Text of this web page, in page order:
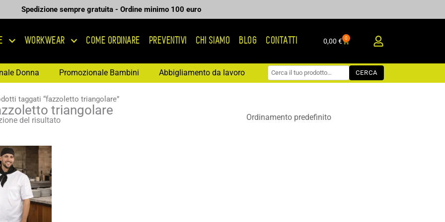
Spedizione sempre gratuita - Ordine minimo 100 euro
WORKWEAR COME ORDINARE PREVENTIVI CHI SIAMO BLOG CONTATTI 0,00 € 0
Carrello
Donna Promozionale Bambini Abbigliamento da lavoro CERCA
taggati “fazzoletto triangolare”
triangolare
del risultato
Fascia
di
prezzo:
da
3,48 €
4,97 €